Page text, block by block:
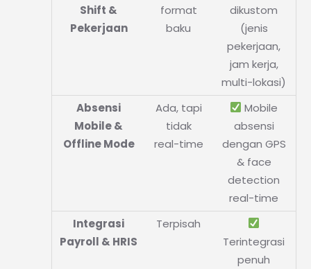
Shift &
Pekerjaan
format
baku
dikustom
(jenis
pekerjaan,
jam kerja,
multi-lokasi)
Absensi
Mobile &
Offline Mode
Ada, tapi
tidak
real-time
Mobile
absensi
dengan GPS
& face
detection
real-time
Integrasi
Payroll & HRIS
Terpisah
Terintegrasi
penuh